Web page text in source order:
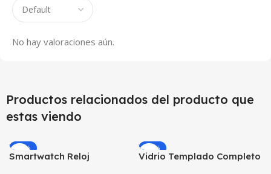
No hay valoraciones aún.
Productos relacionados del producto que
estas viendo
-59%
Smartwatch Reloj
-19%
Vidrio Templado Completo